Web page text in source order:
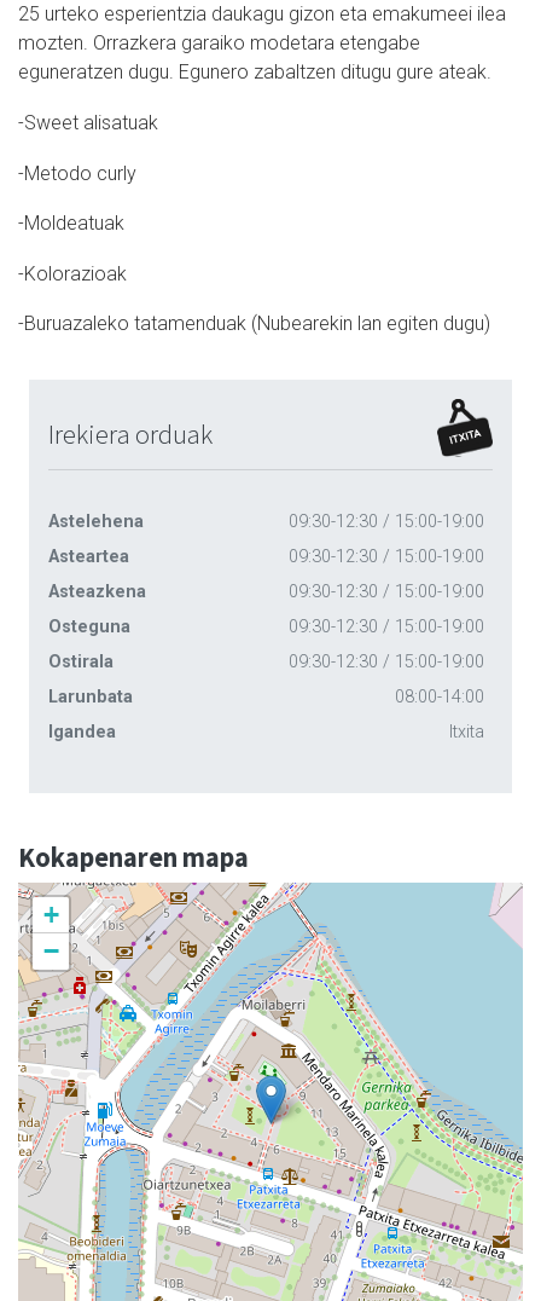
25 urteko esperientzia daukagu gizon eta emakumeei ilea
mozten. Orrazkera garaiko modetara etengabe
eguneratzen dugu. Egunero zabaltzen ditugu gure ateak.
-Sweet alisatuak
-Metodo curly
-Moldeatuak
-Kolorazioak
-Buruazaleko tatamenduak (Nubearekin lan egiten dugu)
Irekiera orduak
Astelehena
09:30-12:30 / 15:00-19:00
Asteartea
09:30-12:30 / 15:00-19:00
Asteazkena
09:30-12:30 / 15:00-19:00
Osteguna
09:30-12:30 / 15:00-19:00
Ostirala
09:30-12:30 / 15:00-19:00
Larunbata
08:00-14:00
Igandea
Itxita
Kokapenaren mapa
+
−